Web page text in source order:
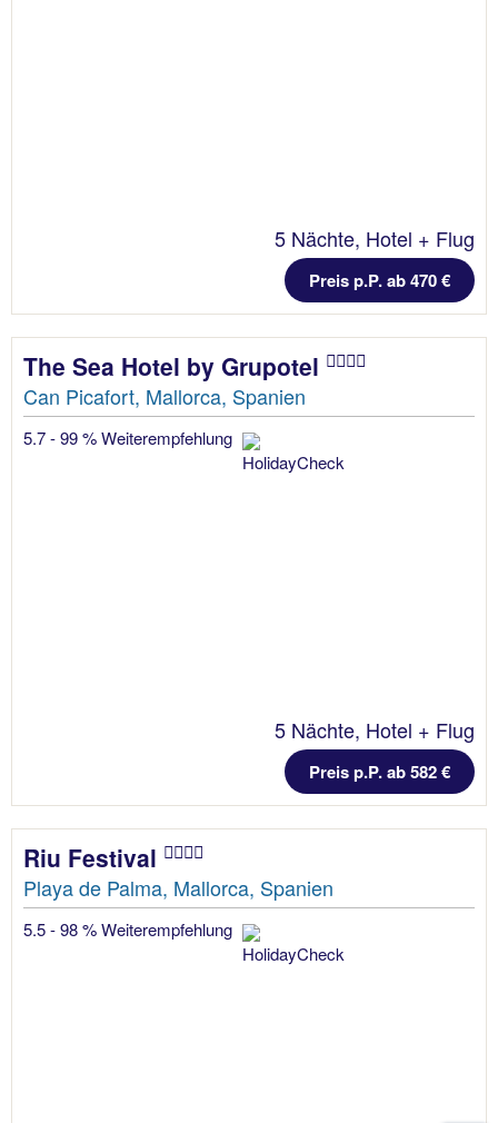
5 Nächte, Hotel + Flug
Preis p.P. ab 470 €
The Sea Hotel by Grupotel
Can Picafort, Mallorca, Spanien
5.7 - 99 % Weiterempfehlung
5 Nächte, Hotel + Flug
Preis p.P. ab 582 €
Riu Festival
Playa de Palma, Mallorca, Spanien
5.5 - 98 % Weiterempfehlung